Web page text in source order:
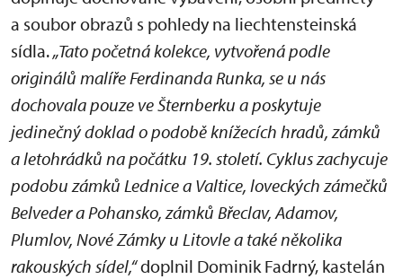
a soubor obrazů s pohledy na liechtensteinská
sídla.„Tato početná kolekce, vytvořená podle
originálů malíře Ferdinanda Runka, se u nás
dochovala pouze ve Šternberku a poskytuje
jedinečný doklad o podobě knížecích hradů, zámků
a letohrádků na počátku 19. století. Cyklus zachycuje
podobu zámků Lednice a Valtice, loveckých zámečků
Belveder a Pohansko, zámků Břeclav, Adamov,
Plumlov, Nové Zámky u Litovle a také několika
rakouských sídel,“doplnil Dominik Fadrný, kastelán